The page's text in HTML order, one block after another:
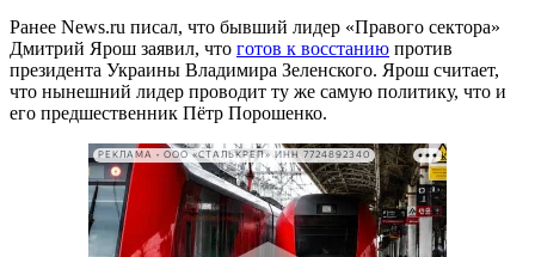
Ранее News.ru писал, что бывший лидер «Правого сектора»
Дмитрий Ярош заявил, что готов к восстанию против
президента Украины Владимира Зеленского. Ярош считает,
что нынешний лидер проводит ту же самую политику, что и
его предшественник Пётр Порошенко.
РЕКЛАМА • ООО «СТАЛЬКРЕП» ИНН 7724892340